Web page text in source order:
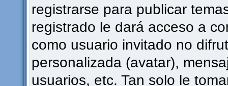
registrarse para publicar
registrado le dará acceso a
como usuario invitado no
personalizada (avatar),
usuarios, etc. Tan solo le